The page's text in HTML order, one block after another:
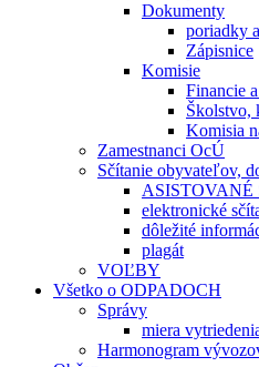
Dokumenty
poriadky
Zápisnice
Komisie
Financie
Školstvo,
Komisia
Zamestnanci OcÚ
Sčítanie obyvateľov,
ASISTOVANÉ
elektronické
dôležité
plagát
VOĽBY
Všetko o ODPADOCH
Správy
miera
Harmonogram